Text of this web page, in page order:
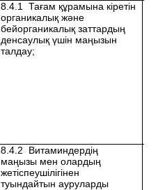
8.4.1 Тағам құрамына кіретін
органикалық және
бейорганикалық заттардың
денсаулық үшін маңызын
талдау;
8.4.2 Витаминдердің
маңызы мен олардың
жетіспеушілігінен
туындайтын ауруларды